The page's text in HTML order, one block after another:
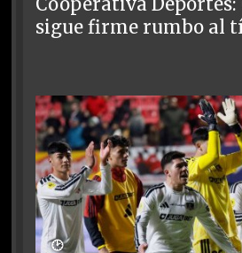
sigue firme rumbo al
🕑